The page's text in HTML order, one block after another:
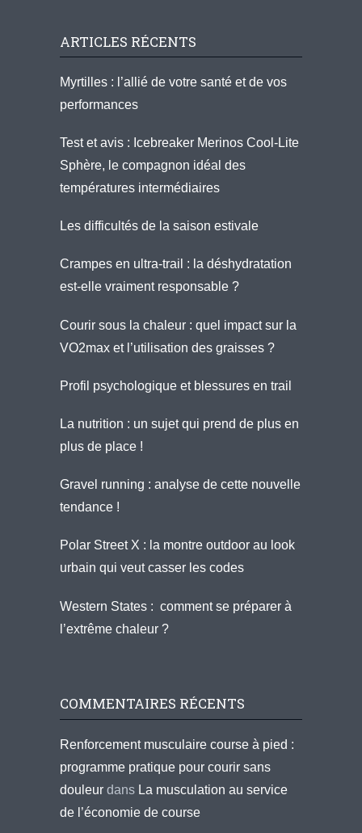
ARTICLES RÉCENTS
Myrtilles : l’allié de votre santé et de vos
performances
Test et avis : Icebreaker Merinos Cool-Lite
Sphère, le compagnon idéal des
températures intermédiaires
Les difficultés de la saison estivale
Crampes en ultra-trail : la déshydratation
est-elle vraiment responsable ?
Courir sous la chaleur : quel impact sur la
VO2max et l’utilisation des graisses ?
Profil psychologique et blessures en trail
La nutrition : un sujet qui prend de plus en
plus de place !
Gravel running : analyse de cette nouvelle
tendance !
Polar Street X : la montre outdoor au look
urbain qui veut casser les codes
Western States : comment se préparer à
l’extrême chaleur ?
COMMENTAIRES RÉCENTS
Renforcement musculaire course à pied :
programme pratique pour courir sans
douleur dans La musculation au service
de l’économie de course